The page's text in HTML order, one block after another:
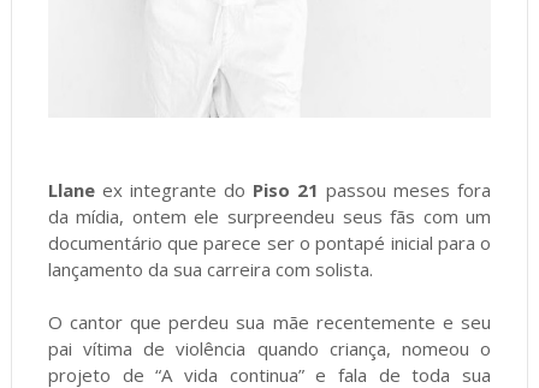
Llaneex integrante do Piso 21 passou meses fora
da mídia, ontem ele surpreendeu seus fãs com um
documentário que parece ser o pontapé inicial para o
lançamento da sua carreira com solista.
O cantor que perdeu sua mãe recentemente e seu
pai vítima de violência quando criança, nomeou o
projeto de “A vida continua” e fala de toda sua